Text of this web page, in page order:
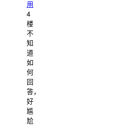
用
4
楼
不
知
道
如
何
回
答，
好
尴
尬